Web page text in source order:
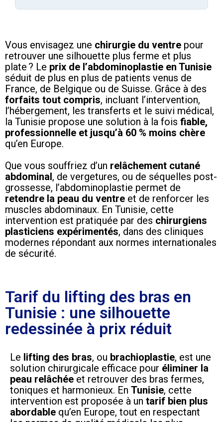
Vous envisagez une chirurgie du ventre pour
retrouver une silhouette plus ferme et plus
plate ? Le prix de l’abdominoplastie en Tunisie
séduit de plus en plus de patients venus de
France, de Belgique ou de Suisse. Grâce à des
forfaits tout compris, incluant l’intervention,
l’hébergement, les transferts et le suivi médical,
la Tunisie propose une solution à la fois fiable,
professionnelle et jusqu’à 60 % moins chère
qu’en Europe.
Que vous souffriez d’un relâchement cutané
abdominal, de vergetures, ou de séquelles post-
grossesse, l’abdominoplastie permet de
retendre la peau du ventre et de renforcer les
muscles abdominaux. En Tunisie, cette
intervention est pratiquée par des chirurgiens
plasticiens expérimentés, dans des cliniques
modernes répondant aux normes internationales
de sécurité.
Tarif du lifting des bras en
Tunisie : une silhouette
redessinée à prix réduit
Le lifting des bras, ou brachioplastie, est une
solution chirurgicale efficace pour éliminer la
peau relâchée et retrouver des bras fermes,
toniques et harmonieux. En Tunisie, cette
intervention est proposée à un tarif bien plus
abordable qu’en Europe, tout en respectant